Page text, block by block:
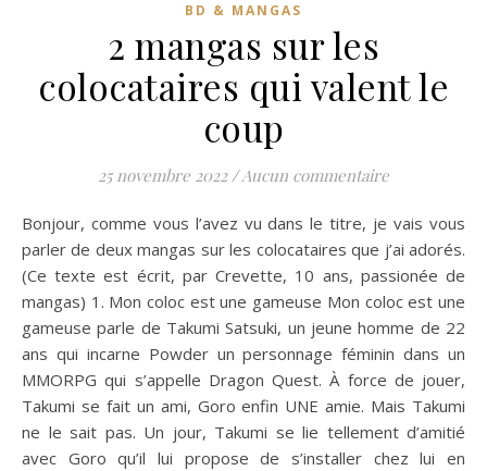
BD & MANGAS
2 mangas sur les
colocataires qui valent le
coup
25 novembre 2022 /Aucun commentaire
Bonjour, comme vous l’avez vu dans le titre, je vais vous
parler de deux mangas sur les colocataires que j’ai adorés.
(Ce texte est écrit, par Crevette, 10 ans, passionée de
mangas) 1. Mon coloc est une gameuse Mon coloc est une
gameuse parle de Takumi Satsuki, un jeune homme de 22
ans qui incarne Powder un personnage féminin dans un
MMORPG qui s’appelle Dragon Quest. À force de jouer,
Takumi se fait un ami, Goro enfin UNE amie. Mais Takumi
ne le sait pas. Un jour, Takumi se lie tellement d’amitié
avec Goro qu’il lui propose de s’installer chez lui en